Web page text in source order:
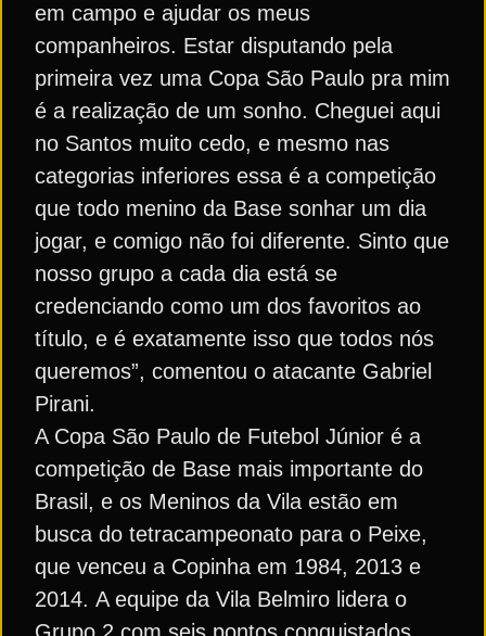
em campo e ajudar os meus
companheiros. Estar disputando pela
primeira vez uma Copa São Paulo pra mim
é a realização de um sonho. Cheguei aqui
no Santos muito cedo, e mesmo nas
categorias inferiores essa é a competição
que todo menino da Base sonhar um dia
jogar, e comigo não foi diferente. Sinto que
nosso grupo a cada dia está se
credenciando como um dos favoritos ao
título, e é exatamente isso que todos nós
queremos”, comentou o atacante Gabriel
Pirani.
A Copa São Paulo de Futebol Júnior é a
competição de Base mais importante do
Brasil, e os Meninos da Vila estão em
busca do tetracampeonato para o Peixe,
que venceu a Copinha em 1984, 2013 e
2014. A equipe da Vila Belmiro lidera o